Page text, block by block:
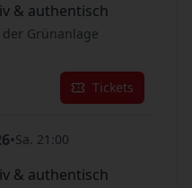
& authentisch
Grünanlage
Tickets
•Sa. 21:00
& authentisch